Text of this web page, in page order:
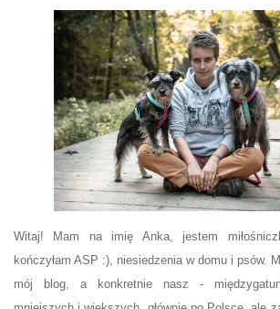
Witaj! Mam na imię Anka, jestem
kończyłam ASP :), niesiedzenia w domu i psów.
mój blog, a konkretnie nasz -